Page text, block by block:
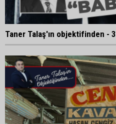
Taner Talaş'ın objektifinden - 3